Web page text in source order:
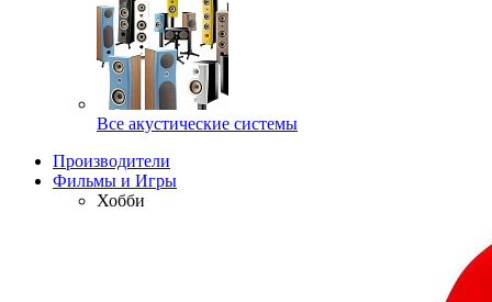
Все акустические системы
Производители
Фильмы и Игры
Хобби